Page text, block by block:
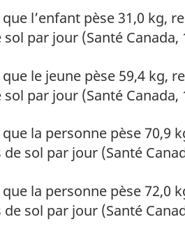
l’enfant pèse 31,0 kg,
par jour (Santé Canada,
de la note de bas de page
le jeune pèse 59,4 kg,
par jour (Santé Canada,
de la note de bas de page
la personne pèse 70,9
sol par jour (Santé
de la note de bas de page
la personne pèse 72,0
sol par jour (Santé
de la note de bas de page